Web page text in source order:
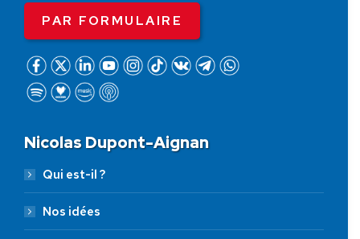
PAR FORMULAIRE
Nicolas Dupont-Aignan
Qui est-il ?
Nos idées